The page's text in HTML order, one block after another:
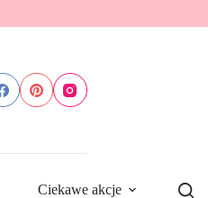
Ciekawe akcje